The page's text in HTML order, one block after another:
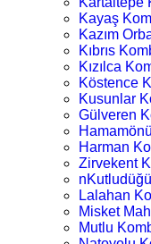
Kayaş
Kazım
Kıbrıs
Kızılca
Köstence
Kusunlar
Gülveren
Harman
Zirvekent
Lalahan
Misket
Mutlu